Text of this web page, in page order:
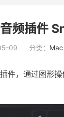
音频插
09 分类： Mac
件，通过图形